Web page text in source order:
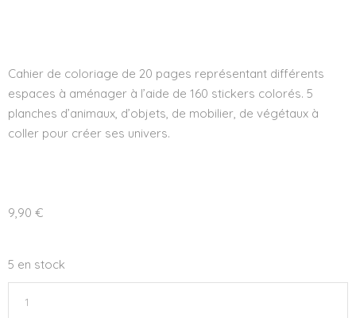
Cahier de coloriage de 20 pages représentant différents
espaces à aménager à l’aide de 160 stickers colorés. 5
planches d’animaux, d’objets, de mobilier, de végétaux à
coller pour créer ses univers.
9,90 €
5 en stock